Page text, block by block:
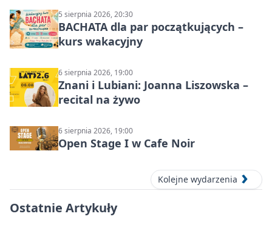
5 sierpnia 2026, 20:30
BACHATA dla par początkujących –
kurs wakacyjny
6 sierpnia 2026, 19:00
Znani i Lubiani: Joanna Liszowska –
recital na żywo
6 sierpnia 2026, 19:00
Open Stage I w Cafe Noir
Kolejne wydarzenia
Ostatnie Artykuły